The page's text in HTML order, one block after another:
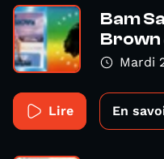
Bam
Brown
Mardi
Lire En